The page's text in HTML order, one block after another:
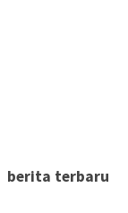
berita terbaru